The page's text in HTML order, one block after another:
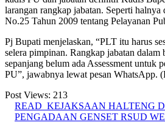
larangan rangkap jabatan. Seperti
No.25 Tahun 2009 tentang Pelayanan
Pj Bupati menjelaskan, “PLT itu harus
selera pimpinan. Rangkap jabatan dalam
sepanjang belum ada Assessment untuk
PU”, jawabnya lewat pesan WhatsApp.
Post Views: 213
READ KEJAKSAAN HALTENG
PENGADAAN GENSET RSUD